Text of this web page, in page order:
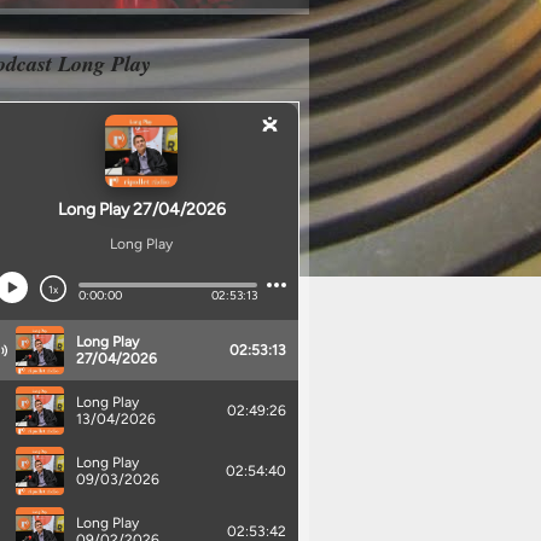
Long Play